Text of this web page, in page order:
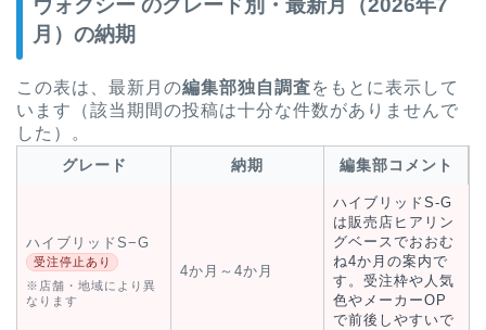
ヴォクシー のグレード別・最新月（2026年7
月）の納期
この表は、最新月の編集部独自調査をもとに表示して
います（該当期間の投稿は十分な件数がありませんで
した）。
グレード 納期 編集部コメント
ハイブリッドS−G
受注停止あり
※店舗・地域により異
なります
4か月～4か月
ハイブリッドS-G
は販売店ヒアリン
グベースでおおむ
ね4か月の案内で
す。受注枠や人気
色やメーカーOP
で前後しやすいで